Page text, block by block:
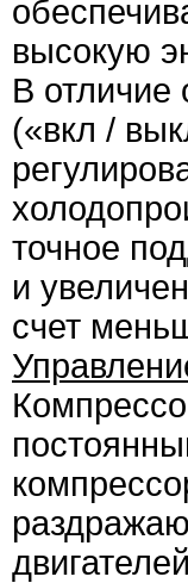
высокую
В отличие
(«вкл /
точное
и
счет